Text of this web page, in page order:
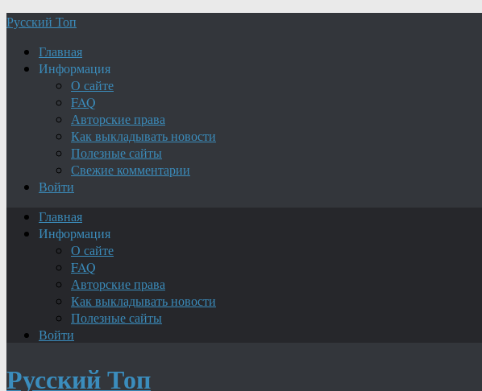
Русский Топ
Главная
Информация
О сайте
FAQ
Авторские права
Как выкладывать новости
Полезные сайты
Свежие комментарии
Войти
Главная
Информация
О сайте
FAQ
Авторские права
Как выкладывать новости
Полезные сайты
Войти
Русский Топ